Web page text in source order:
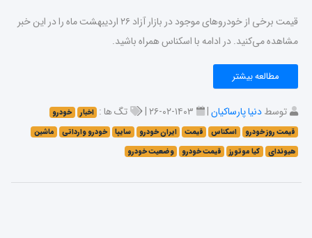
قیمت برخی از خودرو‌های موجود در بازار آزاد ۲۶ اردیبهشت ماه را در این خبر
مشاهده می‌کنید. در ادامه با اسکناس همراه باشید.
مطالعه بیشتر
توسطدنیا پارساکیان| ۱۴۰۳-۰۲-۲۶ | تگ ها : اخبار
خودرو
قیمت روز خودرو
اسکناس قیمت ایران خودرو سایپا خودرو وارداتی
ماشین
هیوندای
کیا موتورز قیمت خودرو وضعیت خودرو